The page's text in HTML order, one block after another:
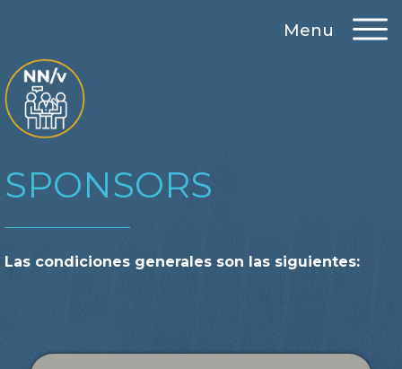
Menu
SPONSORS
Las condiciones generales son las siguientes: